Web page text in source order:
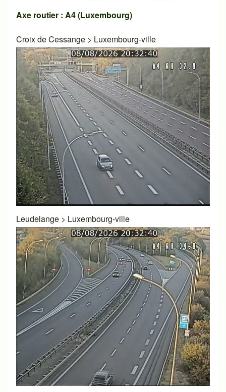
Axe routier : A4 (Luxembourg)
Croix de Cessange > Luxembourg-ville
Leudelange > Luxembourg-ville